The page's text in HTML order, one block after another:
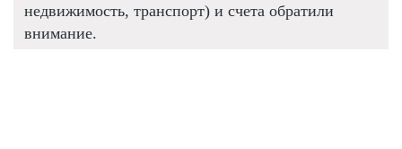
недвижимость, транспорт) и счета обратили
внимание.